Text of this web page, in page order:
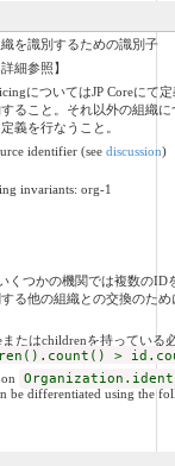
を識別するための識別子
細参照】
についてはJP Coreにて
ること。それ以外の組織に
義を行なうこと。
identifier (see discussion)
invariants: org-1
くつかの機関では複数のID
る他の組織との交換のた
たはchildrenを持っている
>
be differentiated using the